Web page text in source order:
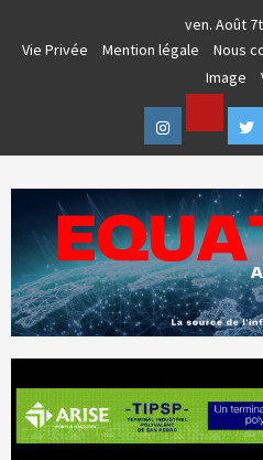
ven. Août
Vie Privée
Mention légale Nous
Image
Instagram